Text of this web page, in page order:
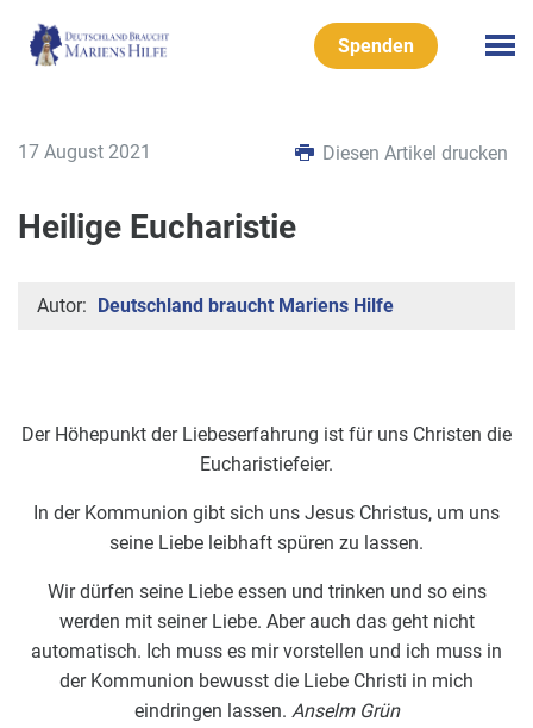
Spenden
17 August 2021 Diesen Artikel drucken
Heilige Eucharistie
Autor: Deutschland braucht Mariens Hilfe
Der Höhepunkt der Liebeserfahrung ist für uns Christen die
Eucharistiefeier.
In der Kommunion gibt sich uns Jesus Christus, um uns
seine Liebe leibhaft spüren zu lassen.
Wir dürfen seine Liebe essen und trinken und so eins
werden mit seiner Liebe. Aber auch das geht nicht
automatisch. Ich muss es mir vorstellen und ich muss in
der Kommunion bewusst die Liebe Christi in mich
eindringen lassen. Anselm Grün